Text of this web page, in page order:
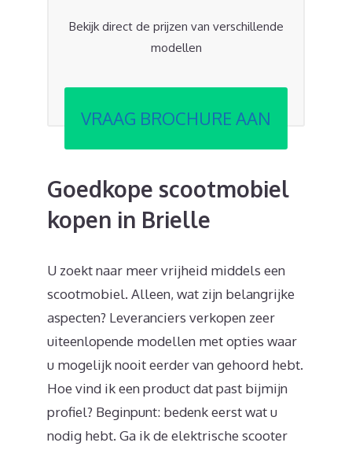
Bekijk direct de prijzen van verschillende
modellen
VRAAG BROCHURE AAN
Goedkope scootmobiel
kopen in Brielle
U zoekt naar meer vrijheid middels een
scootmobiel. Alleen, wat zijn belangrijke
aspecten? Leveranciers verkopen zeer
uiteenlopende modellen met opties waar
u mogelijk nooit eerder van gehoord hebt.
Hoe vind ik een product dat past bijmijn
profiel? Beginpunt: bedenk eerst wat u
nodig hebt. Ga ik de elektrische scooter